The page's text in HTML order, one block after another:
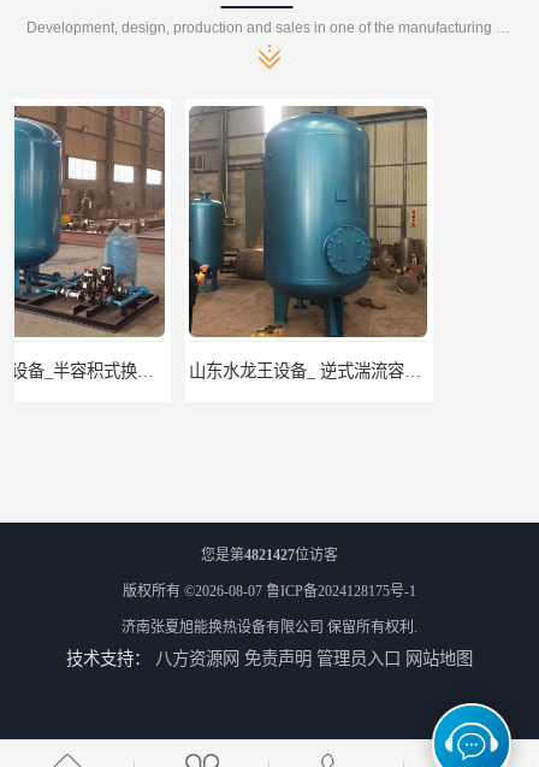
山东水龙王设备_ 逆式湍流容积式换热器
您是第4821427位访客
版权所有 ©2026-08-07 鲁ICP备2024128175号-1
济南张夏旭能换热设备有限公司 保留所有权利.
技术支持： 八方资源网 免责声明 管理员入口 网站地图